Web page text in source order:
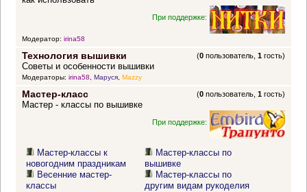
При поддержке:
Модератор: irina58
Технология вышивки (0 пользователь,1 гость)
Советы и особенности вышивки
Модераторы: irina58, Маруся, Mazzy
Мастер-класс (0 пользователь,1 гость)
Мастер - классы по вышивке
При поддержке:
Мастер-классы к
новогодним праздникам
Весенние мастер-
классы
Мастер-классы по
вышивке
Мастер-классы по
другим видам рукоделия